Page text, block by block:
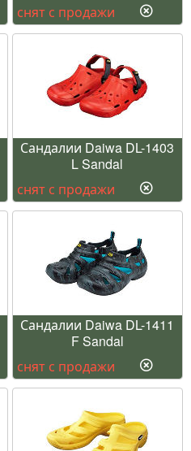
снят с продажи
Сандалии Daiwa DL-1403
L Sandal
снят с продажи
Сандалии Daiwa DL-1411
F Sandal
снят с продажи